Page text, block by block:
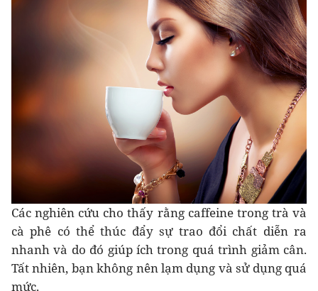
Các nghiên cứu cho thấy rằng caffeine trong trà và
cà phê có thể thúc đẩy sự trao đổi chất diễn ra
nhanh và do đó giúp ích trong quá trình giảm cân.
Tất nhiên, bạn không nên lạm dụng và sử dụng quá
mức.